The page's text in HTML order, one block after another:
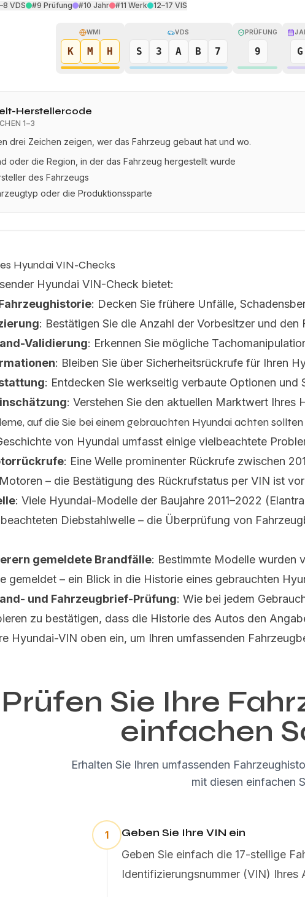
VDS #9 Prüfung #10 Jahr #11 Werk 12–17 VIS
WMI
K M H
VDS
S 3 A B 7
PRÜFUNG
9 G
Herstellercode
1–3
drei Zeichen zeigen, wer das Fahrzeug gebaut hat und wo.
oder die Region, in der das Fahrzeug hergestellt wurde
des Fahrzeugs
oder die Produktionssparte
Hyundai VIN-Checks
Hyundai VIN-Check bietet:
: Decken Sie frühere Unfälle,
: Bestätigen Sie die Anzahl der Vorbesitzer und den
Validierung: Erkennen Sie mögliche
: Bleiben Sie über Sicherheitsrückrufe für Ihren
: Entdecken Sie werkseitig verbaute Optionen und
: Verstehen Sie den aktuellen Marktwert Ihres
auf die Sie bei einem gebrauchten Hyundai achten sollten
von Hyundai umfasst einige vielbeachtete
: Eine Welle prominenter Rückrufe zwischen
– die Bestätigung des Rückrufstatus per VIN ist
: Viele Hyundai-Modelle der Baujahre 2011–2022
Diebstahlwelle – die Überprüfung von
gemeldete Brandfälle: Bestimmte Modelle wurden
gemeldet – ein Blick in die Historie eines gebrauchten
und Fahrzeugbrief-Prüfung: Wie bei jedem
zu bestätigen, dass die Historie des Autos den
Hyundai-VIN oben ein, um Ihren umfassenden
Prüfen Sie Ihre
einfachen
Erhalten Sie Ihren umfassenden
mit diesen einfachen
1 Geben Sie Ihre VIN ein
Geben Sie einfach die 17-stellige
Identifizierungsnummer (VIN) Ihres